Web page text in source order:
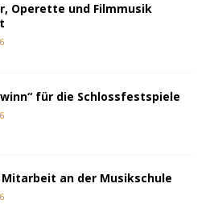
Operette und Filmmusik
für die Schlossfestspiele
an der Musikschule